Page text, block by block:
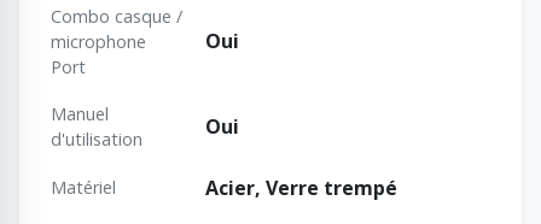
Combo casque /
microphone
Port
Oui
Manuel
d'utilisation
Oui
Matériel Acier, Verre trempé